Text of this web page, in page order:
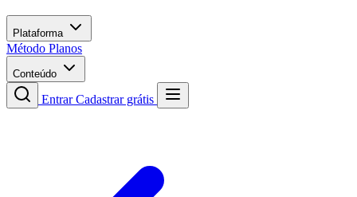
Plataforma
Método Planos
Conteúdo
EntrarCadastrar grátis